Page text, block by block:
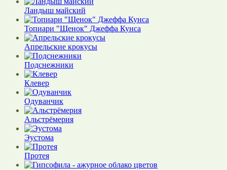
Ландыш майский
Топиари "Щенок" Джеффа Кунса
Апрельские крокусы
Подснежники
Клевер
Одуванчик
Альстрёмерия
Эустома
Протея